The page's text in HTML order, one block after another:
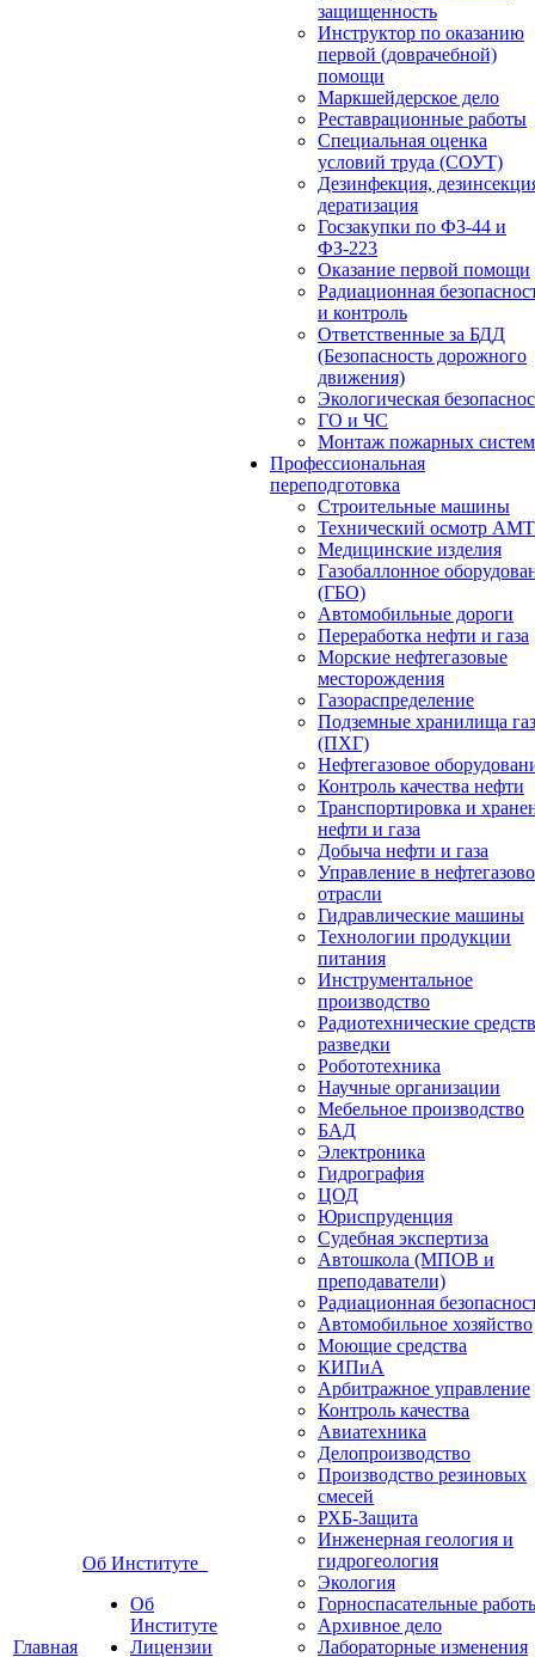
Главная
Об Институте
Об
Институте
Лицензии
защищенность
Инструктор по оказанию
первой (доврачебной)
помощи
Маркшейдерское дело
Реставрационные работы
Специальная оценка
условий труда (СОУТ)
Дезинфекция,
дератизация
Госзакупки по ФЗ-44 и
ФЗ-223
Оказание первой помощи
Радиационная
и контроль
Ответственные за БДД
(Безопасность дорожного
движения)
Экологическая
ГО и ЧС
Монтаж пожарных систем
Профессиональная
переподготовка
Строительные машины
Технический осмотр
Медицинские изделия
Газобаллонное
(ГБО)
Автомобильные дороги
Переработка нефти и газа
Морские нефтегазовые
месторождения
Газораспределение
Подземные хранилища
(ПХГ)
Нефтегазовое
Контроль качества нефти
Транспортировка и
нефти и газа
Добыча нефти и газа
Управление в
отрасли
Гидравлические машины
Технологии продукции
питания
Инструментальное
производство
Радиотехнические
разведки
Робототехника
Научные организации
Мебельное производство
БАД
Электроника
Гидрография
ЦОД
Юриспруденция
Судебная экспертиза
Автошкола (МПОВ и
преподаватели)
Радиационная
Автомобильное хозяйство
Моющие средства
КИПиА
Арбитражное управление
Контроль качества
Авиатехника
Делопроизводство
Производство резиновых
смесей
РХБ-Защита
Инженерная геология и
гидрогеология
Экология
Горноспасательные
Архивное дело
Лабораторные изменения